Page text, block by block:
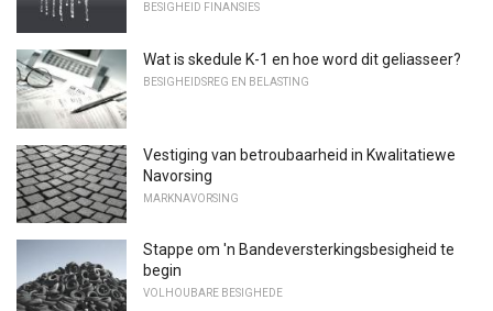
BESIGHEID FINANSIES
Wat is skedule K-1 en hoe word dit geliasseer?
BESIGHEIDSREG EN BELASTING
Vestiging van betroubaarheid in Kwalitatiewe
Navorsing
MARKNAVORSING
Stappe om 'n Bandeversterkingsbesigheid te
begin
VOLHOUBARE BESIGHEDE